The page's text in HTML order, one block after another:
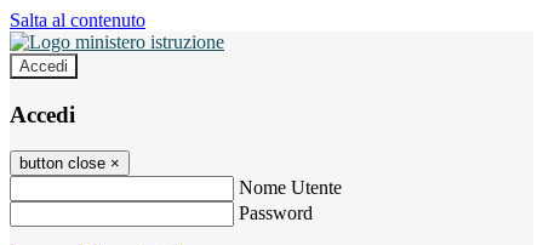
Salta al contenuto
Accedi
Accedi
button close ×
Nome Utente
Password